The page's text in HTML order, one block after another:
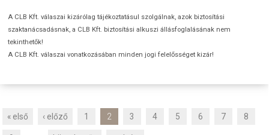
A CLB Kft. válaszai kizárólag tájékoztatásul szolgálnak, azok biztosítási
szaktanácsadásnak, a CLB Kft. biztosítási alkuszi állásfoglalásának nem
tekinthetők!
A CLB Kft. válaszai vonatkozásában minden jogi felelősséget kizár!
« első ‹ előző 1 2 3 4 5 6 7 8